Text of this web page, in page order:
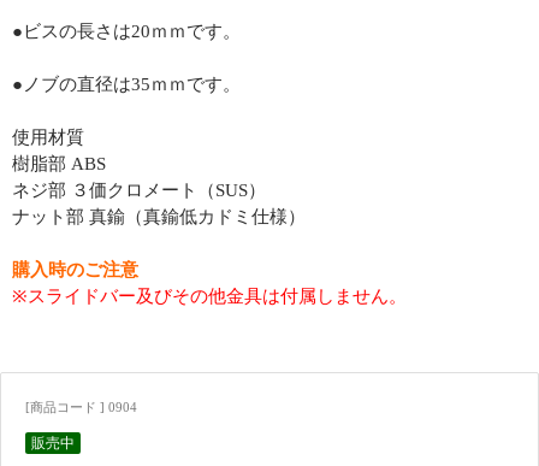
●ビスの長さは20ｍｍです。
●ノブの直径は35ｍｍです。
使用材質
樹脂部 ABS
ネジ部 ３価クロメート（SUS）
ナット部 真鍮（真鍮低カドミ仕様）
購入時のご注意
※スライドバー及びその他金具は付属しません。
[商品コード ] 0904
販売中